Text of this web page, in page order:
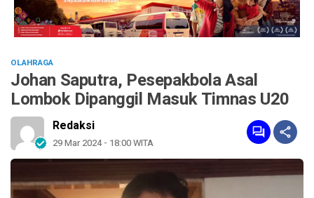
OLAHRAGA
Johan Saputra, Pesepakbola Asal
Lombok Dipanggil Masuk Timnas U20
Redaksi
29 Mar 2024 - 18:00 WITA